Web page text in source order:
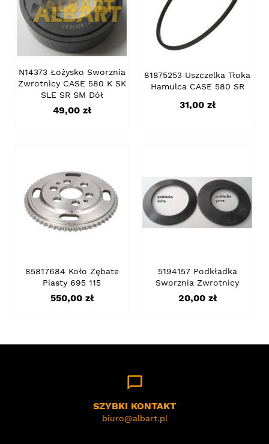
N14373 Łożysko Sworznia
Zwrotnicy CASE 580 K SK
SLE SR SM Dół
Cena
49,00 zł
81875253 Uszczelka Tłoka
Hamulca CASE 580 SR
Cena
31,00 zł
85817684 Koło Zębate
Piasty 695 115
Cena
550,00 zł
5194157 Podkładka
Sworznia Zwrotnicy
Cena
20,00 zł
chat_bubble_outline
SZYBKI KONTAKT
biuro@albart.pl